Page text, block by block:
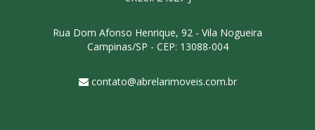
Rua Dom Afonso Henrique, 92 - Vila Nogueira
Campinas/SP - CEP: 13088-004
contato@abrelarimoveis.com.br